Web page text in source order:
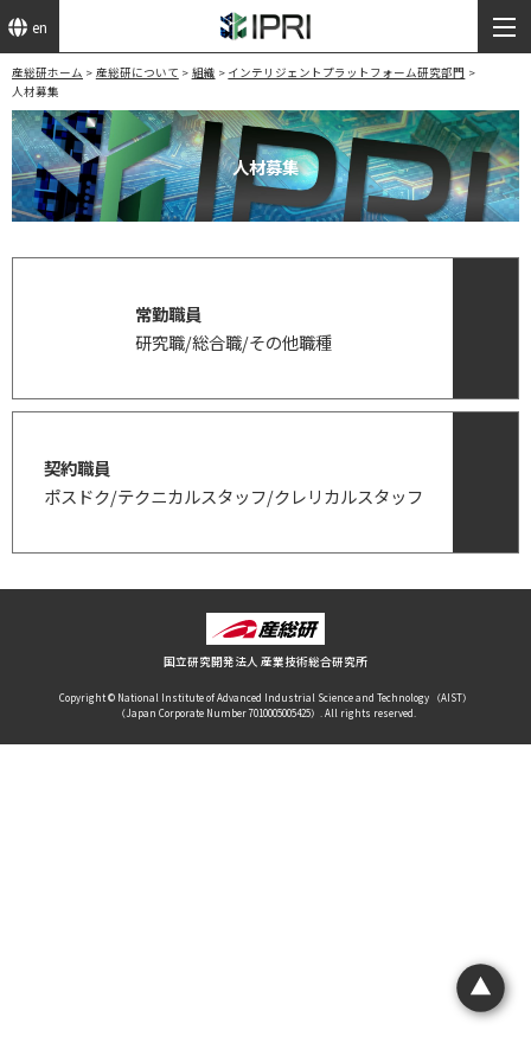
en
産総研ホーム 産総研について 組織
インテリジェントプラットフォーム研究部門
人材募集
人材募集
常勤職員
研究職/総合職/その他職種
契約職員
ポスドク/テクニカルスタッフ/クレリカルスタッフ
国立研究開発法人 産業技術総合研究所
Copyright © National Institute of Advanced Industrial Science and Technology （AIST）
（Japan Corporate Number 7010005005425）. All rights reserved.